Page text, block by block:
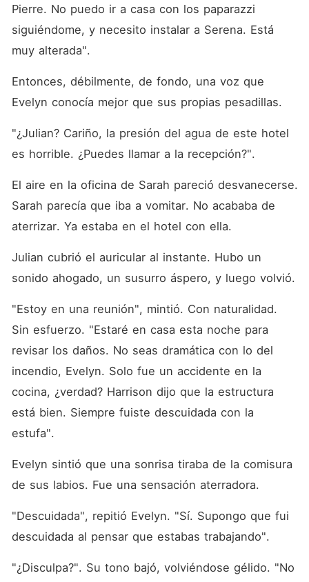
Pierre. No puedo ir a casa con los paparazzi
siguiéndome, y necesito instalar a Serena. Está
muy alterada".
Entonces, débilmente, de fondo, una voz que
Evelyn conocía mejor que sus propias pesadillas.
"¿Julian? Cariño, la presión del agua de este hotel
es horrible. ¿Puedes llamar a la recepción?".
El aire en la oficina de Sarah pareció desvanecerse.
Sarah parecía que iba a vomitar. No acababa de
aterrizar. Ya estaba en el hotel con ella.
Julian cubrió el auricular al instante. Hubo un
sonido ahogado, un susurro áspero, y luego volvió.
"Estoy en una reunión", mintió. Con naturalidad.
Sin esfuerzo. "Estaré en casa esta noche para
revisar los daños. No seas dramática con lo del
incendio, Evelyn. Solo fue un accidente en la
cocina, ¿verdad? Harrison dijo que la estructura
está bien. Siempre fuiste descuidada con la
estufa".
Evelyn sintió que una sonrisa tiraba de la comisura
de sus labios. Fue una sensación aterradora.
"Descuidada", repitió Evelyn. "Sí. Supongo que fui
descuidada al pensar que estabas trabajando".
"¿Disculpa?". Su tono bajó, volviéndose gélido. "No